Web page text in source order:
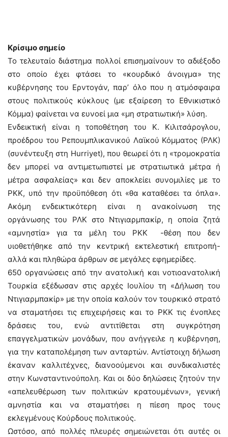
Κρίσιμο σημείο
Το τελευταίο διάστημα πολλοί επισημαίνουν το αδιέξοδο
στο οποίο έχει φτάσει το «κουρδικό άνοιγμα» της
κυβέρνησης του Ερντογάν, παρ’ όλο που η ατμόσφαιρα
στους πολιτικούς κύκλους (με εξαίρεση το Εθνικιστικό
Κόμμα) φαίνεται να ευνοεί μια «μη στρατιωτική» λύση.
Ενδεικτική είναι η τοποθέτηση του Κ. Κιλιτσάρογλου,
προέδρου του Ρεπουμπλικανικού Λαϊκού Κόμματος (ΡΛΚ)
(συνέντευξη στη Hurriyet), που θεωρεί ότι η «τρομοκρατία
δεν μπορεί να αντιμετωπιστεί με στρατιωτικά μέτρα ή
μέτρα ασφαλείας» και δεν αποκλείει συνομιλίες με το
ΡΚΚ, υπό την προϋπόθεση ότι «θα καταθέσει τα όπλα».
Ακόμη ενδεικτικότερη είναι η ανακοίνωση της
οργάνωσης του ΡΛΚ στο Ντιγιαρμπακίρ, η οποία ζητά
«αμνηστία» για τα μέλη του ΡΚΚ -θέση που δεν
υιοθετήθηκε από την κεντρική εκτελεστική επιτροπή-
αλλά και πληθώρα άρθρων σε μεγάλες εφημερίδες.
650 οργανώσεις από την ανατολική και νοτιοανατολική
Τουρκία εξέδωσαν στις αρχές Ιουλίου τη «Δήλωση του
Ντιγιαρμπακίρ» με την οποία καλούν τον τουρκικό στρατό
να σταματήσει τις επιχειρήσεις και το ΡΚΚ τις ένοπλες
δράσεις του, ενώ αντιτίθεται στη συγκρότηση
επαγγελματικών μονάδων, που ανήγγειλε η κυβέρνηση,
για την καταπολέμηση των ανταρτών. Αντίστοιχη δήλωση
έκαναν καλλιτέχνες, διανοούμενοι και συνδικαλιστές
στην Κωνσταντινούπολη. Και οι δύο δηλώσεις ζητούν την
«απελευθέρωση των πολιτικών κρατουμένων», γενική
αμνηστία και να σταματήσει η πίεση προς τους
εκλεγμένους Κούρδους πολιτικούς.
Ωστόσο, από πολλές πλευρές σημειώνεται ότι αυτές οι